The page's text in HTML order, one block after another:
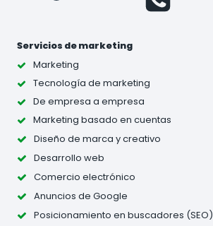
Servicios de marketing
Marketing
Tecnología de marketing
De empresa a empresa
Marketing basado en cuentas
Diseño de marca y creativo
Desarrollo web
Comercio electrónico
Anuncios de Google
Posicionamiento en buscadores (SEO)